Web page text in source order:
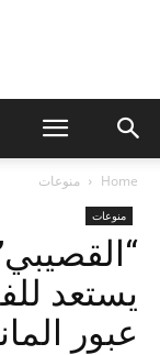
Home منوعات
منوعات
يستعد
عبور